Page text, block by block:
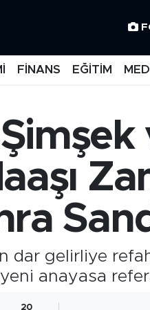
FİNANS EĞİTİM
dar gelirliye
anayasa
20